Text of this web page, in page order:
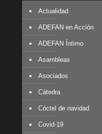
Actualidad
ADEFAN en Acción
ADEFAN Íntimo
Asambleas
Asociados
Cátedra
Cóctel de navidad
Covid-19